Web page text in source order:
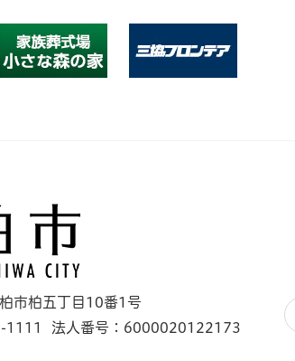
市柏五丁目10番1号
1111
法人番号：6000020122173